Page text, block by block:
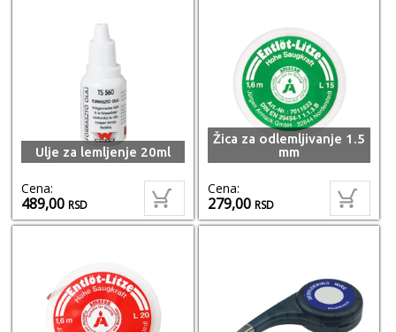
Ulje za lemljenje 20ml
Cena:
489,00RSD
Žica za odlemljivanje 1.5
mm
Cena:
279,00RSD